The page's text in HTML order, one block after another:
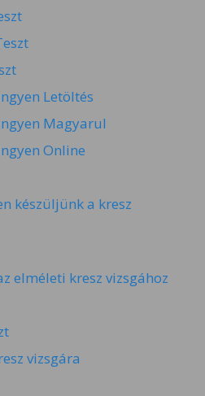
Letöltés
Magyarul
Online
készüljünk a kresz
elméleti kresz vizsgához
vizsgára